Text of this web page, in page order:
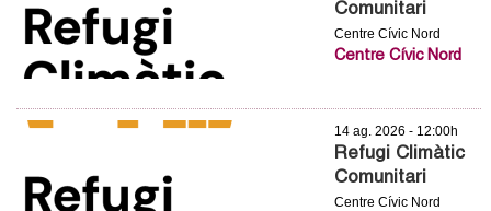
Comunitari
Centre Cívic Nord
Centre Cívic Nord
14 ag. 2026 - 12:00h
Refugi Climàtic
Comunitari
Centre Cívic Nord